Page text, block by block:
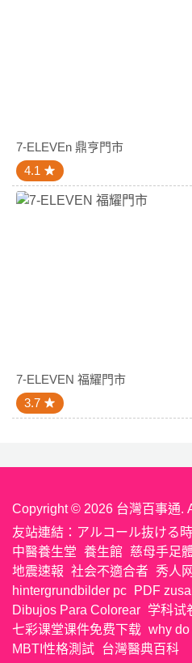
7-ELEVEn 鼎亨門市
4.1
7-ELEVEN 福耀門市
3.7
Copyright © 2026 台灣百事通.
友站連結： アルコール抜ける
中醫養生堂 養生館 慈母手足
地震速報 社会不適合者 秀人网
hintergrundbilder pc
PDF
Dibujos Para Colorear 学科试
七彩课堂课件免费下载 why
MBTI性格測試 台灣醫典百科